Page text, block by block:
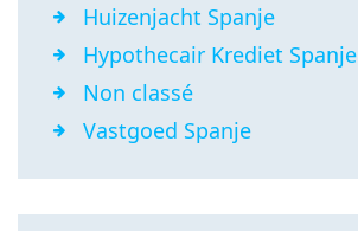
Huizenjacht Spanje
Hypothecair Krediet Spanje
Non classé
Vastgoed Spanje